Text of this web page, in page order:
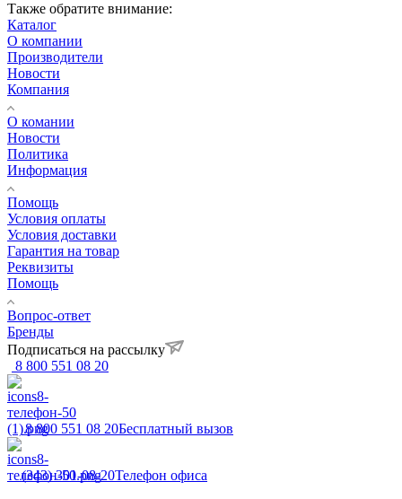
Также обратите внимание:
Каталог
О компании
Производители
Новости
Компания
О комании
Новости
Политика
Информация
Помощь
Условия оплаты
Условия доставки
Гарантия на товар
Реквизиты
Помощь
Вопрос-ответ
Бренды
Подписаться на рассылку
8 800 551 08 20
8 800 551 08 20Бесплатный вызов
(343) 301-08-20Телефон офиса